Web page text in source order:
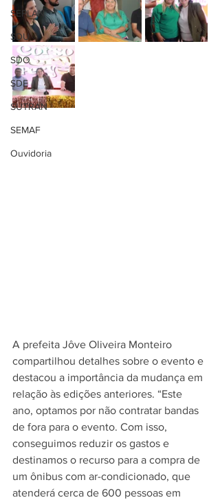
SEPLAN
SDU
SDO
SDE
SUTRAN
SEMAF
Ouvidoria
A prefeita Jôve Oliveira Monteiro
compartilhou detalhes sobre o evento e
destacou a importância da mudança em
relação às edições anteriores. “Este
ano, optamos por não contratar bandas
de fora para o evento. Com isso,
conseguimos reduzir os gastos e
destinamos o recurso para a compra de
um ônibus com ar-condicionado, que
atenderá cerca de 600 pessoas em